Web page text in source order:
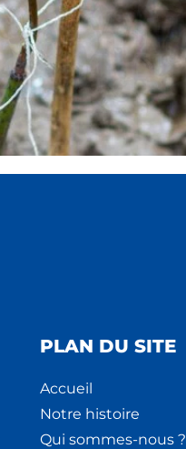
PLAN DU SITE
Accueil
Notre histoire
Qui sommes-nous ?